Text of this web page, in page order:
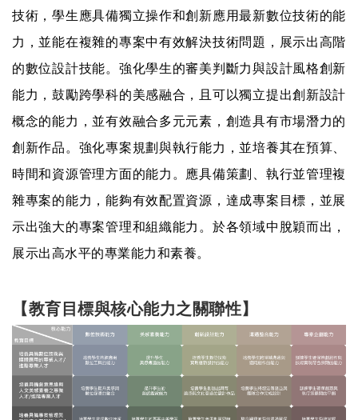
技術，學生應具備獨立操作和創新應用最新數位技術的能
力，並能在複雜的專案中有效解決技術問題，展示出高階
的數位設計技能。強化學生的審美判斷力與設計風格創新
能力，鼓勵跨學科的美感融合，且可以獨立提出創新設計
概念的能力，並有效融合多元元素，創造具有市場潛力的
創新作品。強化專案規劃與執行能力，並培養其在預算、
時間和資源管理方面的能力。應具備策劃、執行並管理複
雜專案的能力，能夠有效配置資源，達成專案目標，並展
示出強大的專案管理和組織能力。於各領域中脫穎而出，
展示出高水平的專業能力和素養。
【教育目標與核心能力之關聯性】